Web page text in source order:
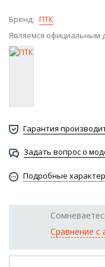
Бренд: ПТК
Являемся официальным
Гарантия
Задать вопрос о
Подробные
Сравнение с